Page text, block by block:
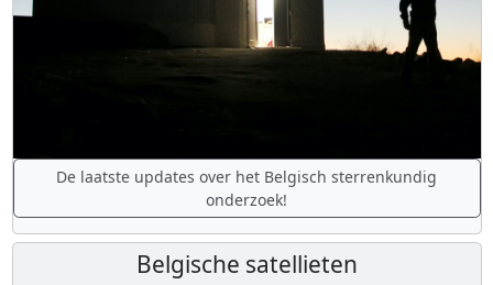
De laatste updates over het Belgisch sterrenkundig
onderzoek!
Belgische satellieten